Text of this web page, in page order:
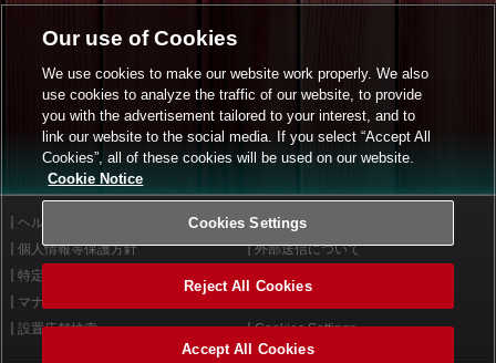
ヘルプ
利用規約
個人情報等保護方針
外部送信について
特定商取引法に基づく表示
マナー＆ルール
設置店舗検索
Cookies Settings
Our use of Cookies
We use cookies to make our website work properly. We also
use cookies to analyze the traffic of our website, to provide
you with the advertisement tailored to your interest, and to
link our website to the social media. If you select “Accept All
Cookies”, all of these cookies will be used on our website.
Cookie Notice
Cookies Settings
Reject All Cookies
Accept All Cookies